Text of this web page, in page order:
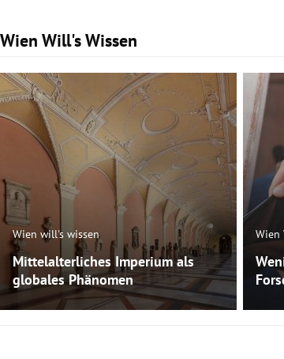
Wien Will's Wissen
Slide 1 von 47
Wien will's wissen
Mittelalterliches Imperium als
globales Phänomen
Wien